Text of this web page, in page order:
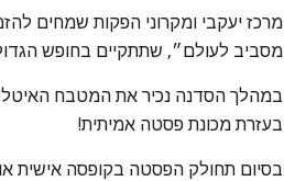
מרכז יעקבי ומקרוני הפקות שמחים
מסביב לעולם״, שתתקיים בחופש
במהלך הסדנה נכיר את המטבח
בעזרת מכונת פסטה אמיתית!
בסיום תחולק הפסטה בקופסה אישית